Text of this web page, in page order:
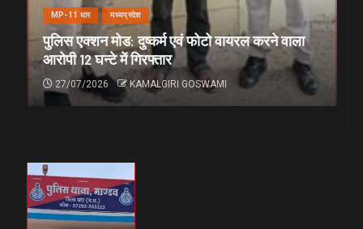
MP-11 धार मध्यप्रदेश
पुलिस एक्शन मोड: दुष्कर्म एवं फोटो वायरल करने वाला
आरोपी 12 घन्टे में गिरफ्तार
27/07/2026 KAMALGIRI GOSWAMI